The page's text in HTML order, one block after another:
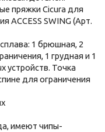
пряжки Cicura для
ACCESS SWING(Арт.
1 брюшная, 2
1 грудная и 1
устройств. Точка
для ограничения
имеют чипы-